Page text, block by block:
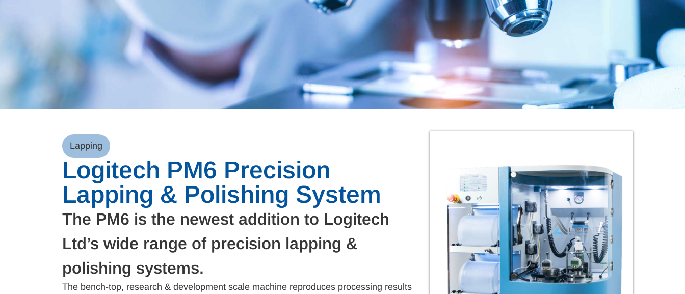
Lapping
Logitech PM6 Precision
Lapping & Polishing System
The PM6 is the newest addition to Logitech
Ltd’s wide range of precision lapping &
polishing systems.
The bench-top, research & development scale machine reproduces processing results